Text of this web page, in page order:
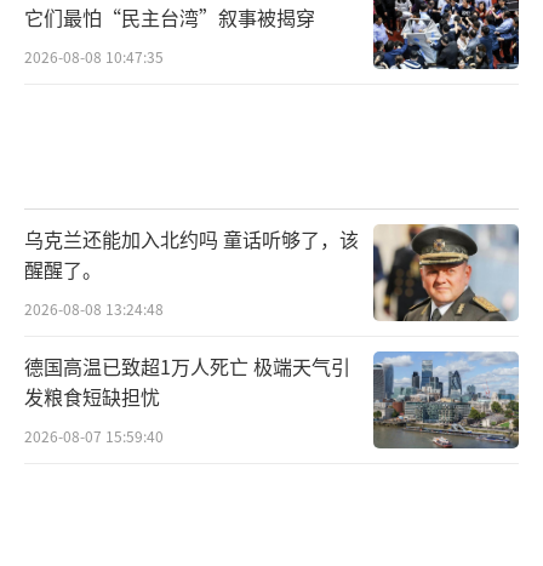
它们最怕“民主台湾”叙事被揭穿
2026-08-08 10:47:35
乌克兰还能加入北约吗 童话听够了，该
醒醒了。
2026-08-08 13:24:48
德国高温已致超1万人死亡 极端天气引
发粮食短缺担忧
2026-08-07 15:59:40